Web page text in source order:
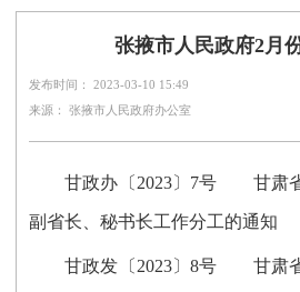
张掖市人民政府2月
发布时间： 2023-03-10 15:49
来源： 张掖市人民政府办公室
甘政办〔2023〕7号 甘肃省
副省长、秘书长工作分工的通知
甘政发〔2023〕8号 甘肃